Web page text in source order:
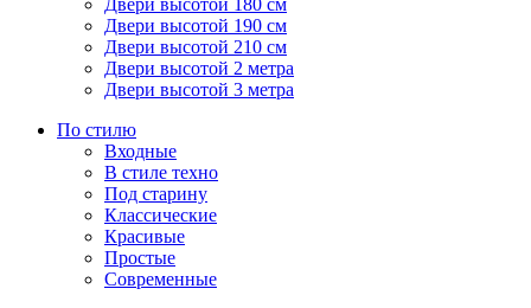
Двери высотой 180 см
Двери высотой 190 см
Двери высотой 210 см
Двери высотой 2 метра
Двери высотой 3 метра
По стилю
Входные
В стиле техно
Под старину
Классические
Красивые
Простые
Современные